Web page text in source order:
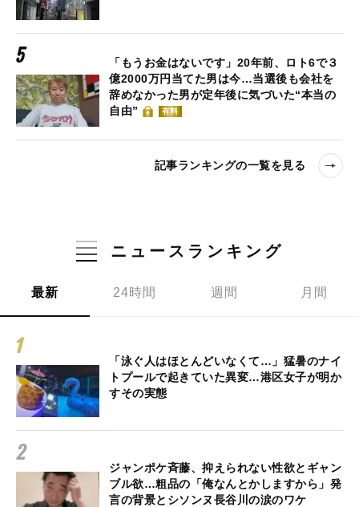
「もうお金はないです」20年前、ロト6で３
億2000万円当てた男は今…当選後も会社を
辞めなかった男が定年後に気づいた“本当の
自由”
有料
記事ランキングの一覧を見る
ニュースランキング
最新 24時間 週間 月間
「泳ぐ人はほとんどいなくて…」猛暑のナイ
トプールで起きていた異変…港区女子が明か
すその実態
ジャンポケ斉藤、抑えられない性欲とギャン
ブル欲…粗品の「俺なんとかしますから」発
言の背景とシソンヌ長谷川の涙のワケ